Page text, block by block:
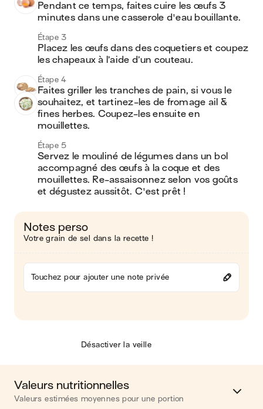
Pendant ce temps, faites cuire les œufs 3
minutes dans une casserole d'eau bouillante.
Étape 3
Placez les œufs dans des coquetiers et coupez
les chapeaux à l’aide d’un couteau.
Étape 4
Faites griller les tranches de pain, si vous le
souhaitez, et tartinez-les de fromage ail &
fines herbes. Coupez-les ensuite en
mouillettes.
Étape 5
Servez le mouliné de légumes dans un bol
accompagné des œufs à la coque et des
mouillettes. Re-assaisonnez selon vos goûts
et dégustez aussitôt. C'est prêt !
Notes perso
Votre grain de sel dans la recette !
Touchez pour ajouter une note privée
Désactiver la veille
Valeurs nutritionnelles
Valeurs estimées moyennes pour une portion